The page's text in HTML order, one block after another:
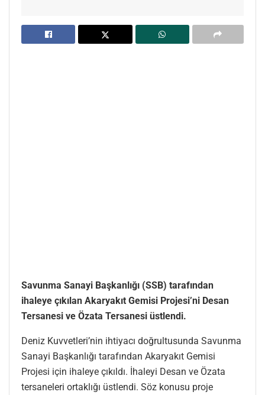
Savunma Sanayi Başkanlığı (SSB) tarafından
ihaleye çıkılan Akaryakıt Gemisi Projesi’ni Desan
Tersanesi ve Özata Tersanesi üstlendi.
Deniz Kuvvetleri’nin ihtiyacı doğrultusunda Savunma
Sanayi Başkanlığı tarafından Akaryakıt Gemisi
Projesi için ihaleye çıkıldı. İhaleyi Desan ve Özata
tersaneleri ortaklığı üstlendi. Söz konusu proje